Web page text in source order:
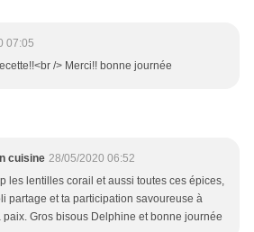
07:05
/> Merci!! bonne journée
cuisine 28/05/2020 06:52
les lentilles corail et aussi toutes ces épices,
partage et ta participation savoureuse à
Gros bisous Delphine et bonne journée